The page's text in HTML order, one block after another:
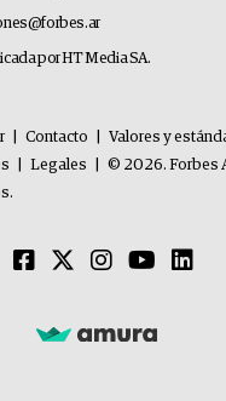
por HT Media SA.
Contacto Valores y
Legales
© 2026. Forbes